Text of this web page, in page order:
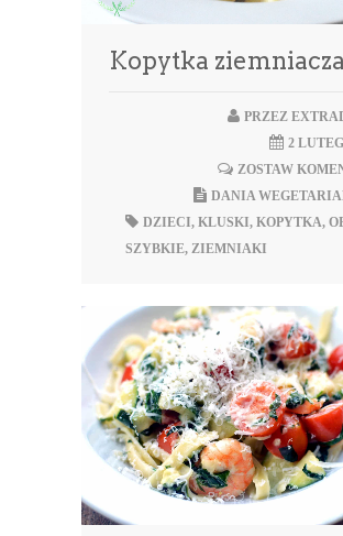
Kopytka
PRZEZ
2
ZOSTAW
DANIA
DZIECI, KLUSKI, KOPYTKA,
SZYBKIE, ZIEMNIAKI